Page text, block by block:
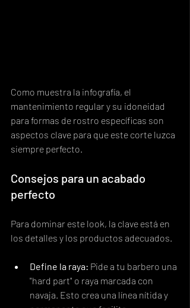
Como muestra la infografía, el
mantenimiento regular y su idoneidad
para formas de rostro específicas son
aspectos clave para que este corte luzca
siempre perfecto.
Consejos para un acabado
perfecto
Para dominar este look, la clave está en
los detalles y los productos adecuados.
Define la raya: Pide a tu barbero una
"hard part" o raya marcada con
navaja. Esto crea una línea nítida y